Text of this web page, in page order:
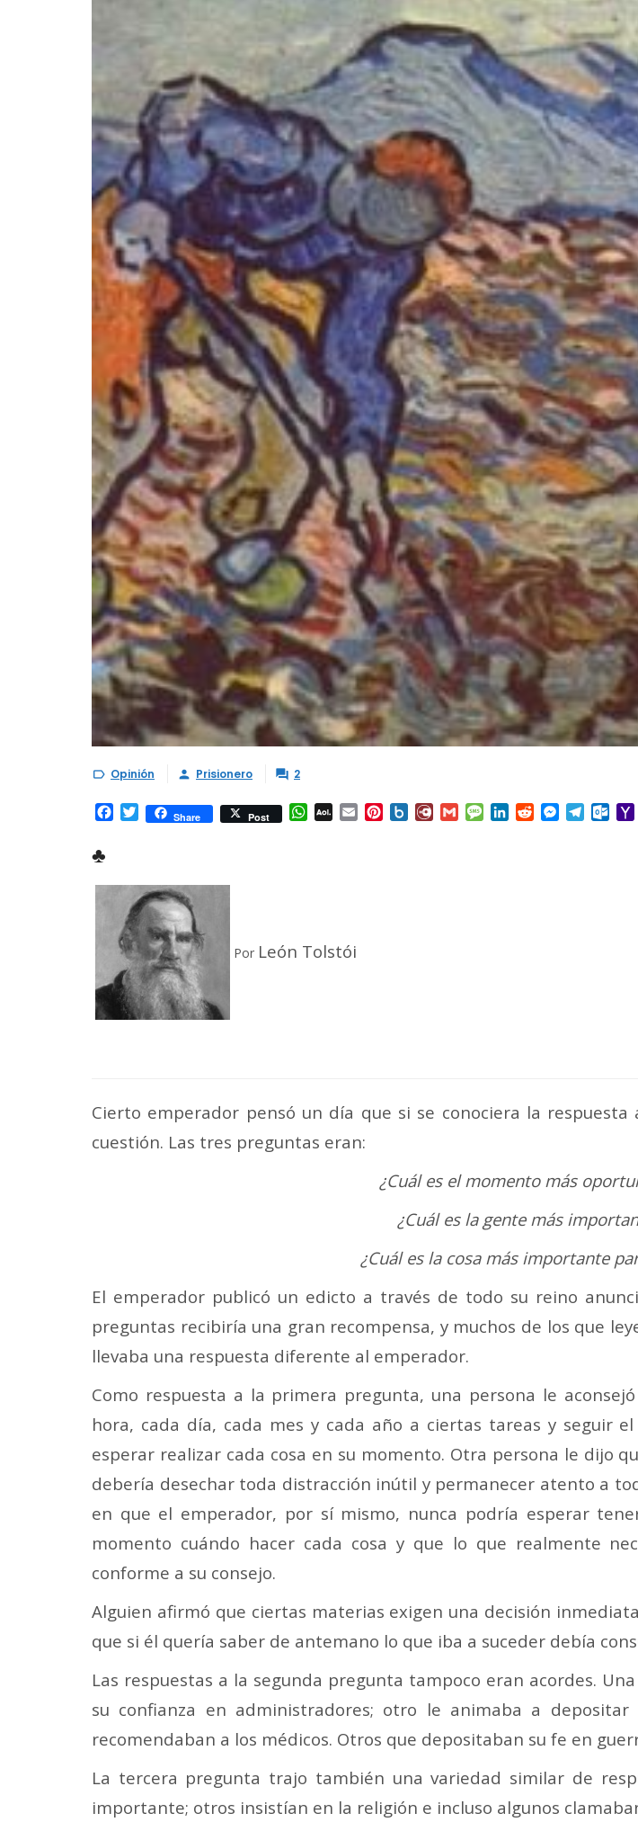
 Opinión  Prisionero  2
Facebook
TwitterShare Post WhatsApp
AOL Email Pinterest
Box.netDiary.RuGmailMessage
LinkedInRedditMessenger
♣
Por León Tolstói
Cierto emperador pensó un día que si se conociera la
cuestión. Las tres preguntas eran:
¿Cuál es el momento más
¿Cuál es la gente más
¿Cuál es la cosa más importante
El emperador publicó un edicto a través de todo su reino
preguntas recibiría una gran recompensa, y muchos de los que
llevaba una respuesta diferente al emperador.
Como respuesta a la primera pregunta, una persona le
hora, cada día, cada mes y cada año a ciertas tareas y seguir
esperar realizar cada cosa en su momento. Otra persona le dijo
debería desechar toda distracción inútil y permanecer atento a
en que el emperador, por sí mismo, nunca podría esperar
momento cuándo hacer cada cosa y que lo que realmente
conforme a su consejo.
Alguien afirmó que ciertas materias exigen una decisión
que si él quería saber de antemano lo que iba a suceder debía
Las respuestas a la segunda pregunta tampoco eran acordes.
su confianza en administradores; otro le animaba a
recomendaban a los médicos. Otros que depositaban su fe en
La tercera pregunta trajo también una variedad similar de
importante; otros insistían en la religión e incluso algunos